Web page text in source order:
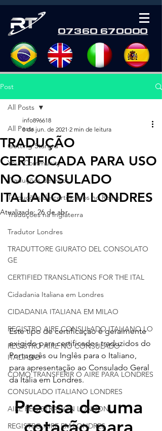
07360 670000
Post
All Posts
Getting Started
Your Community
Traduções de livros
Traduções de certificados no Reino
Traduções na Inglaterra
Tradutor Londres
TRADUTTORE GIURATO DEL CONSOLATO
GE
CERTIFIED TRANSLATIONS FOR THE ITAL
Cidadania Italiana em Londres
CIDADANIA ITALIANA EM MILAO
REGISTRO AIRE CONSULADO ITALIANO LO
REGISTRO AIRE NO CONSULADO
ITALIANO
COMO TRANSFERIR O AIRE PARA LONDRES
CONSULADO ITALIANO LONDRES
AIRE REGISTRATION LONDON
REGISTRO AIRE EM LONDRES
All Posts
TRADUÇÃO
CERTIFICADA PARA USO
NO CONSULADO
ITALIANO EM LONDRES
info896618
8 de jun. de 2021 2 min de leitura
Atualizado:26 de abr.
Este tipo de certificação é geralmente
exigido para certificados traduzidos do
Português ou Inglês para o Italiano,
para apresentação ao Consulado Geral
da Itália em Londres.
Precisa de uma